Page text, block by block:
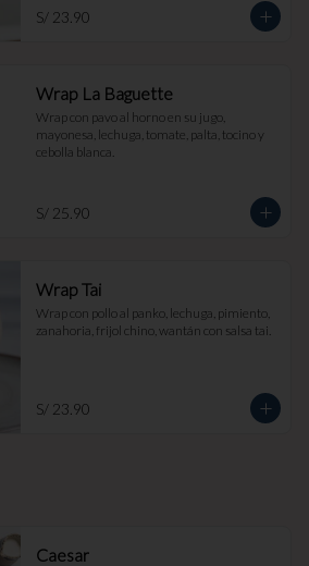
S/ 23.90
Wrap La Baguette
Wrap con pavo al horno en su jugo,
mayonesa, lechuga, tomate, palta, tocino y
cebolla blanca.
S/ 25.90
Wrap Tai
Wrap con pollo al panko, lechuga, pimiento,
zanahoria, frijol chino, wantán con salsa tai.
S/ 23.90
Caesar